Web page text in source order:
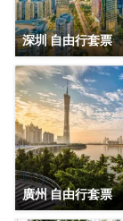
深圳 自由行套票
廣州 自由行套票